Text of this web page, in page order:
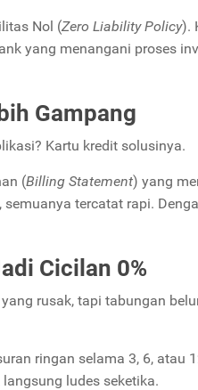
Nol (Zero Liability Policy).
yang menangani proses
Gampang
Kartu kredit solusinya.
(Billing Statement) yang
tercatat rapi.
Cicilan 0%
rusak, tapi tabungan
ringan selama 3, 6, atau
ludes seketika.